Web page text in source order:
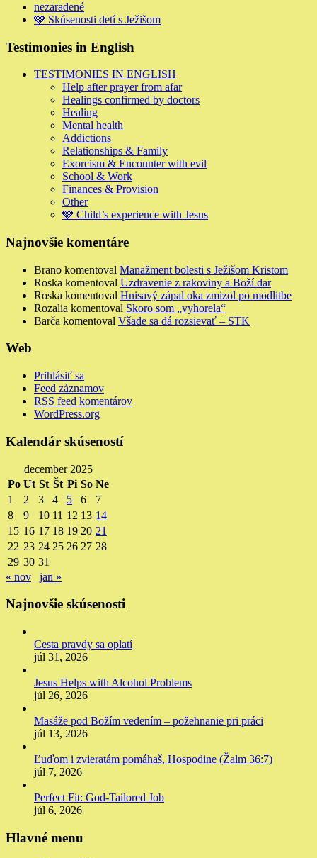
nezaradené
🩶 Skúsenosti detí s Ježišom
Testimonies in English
TESTIMONIES IN ENGLISH
Help after prayer from afar
Healings confirmed by doctors
Healing
Mental health
Addictions
Relationships & Family
Exorcism & Encounter with evil
School & Work
Finances & Provision
Other
🩶 Child’s experience with Jesus
Najnovšie komentáre
Brano komentoval Manažment bolesti s Ježišom Kristom
Roska komentoval Uzdravenie z rakoviny a Boží dar
Roska komentoval Hnisavý zápal oka zmizol po modlitbe
Rozalia komentoval Skoro som „vyhorela“
Barča komentoval Všade sa dá rozsievať – STK
Web
Prihlásiť sa
Feed záznamov
RSS feed komentárov
WordPress.org
Kalendár skúseností
december 2025
Po Ut St Št Pi So Ne
1
2 3 4 5 6
7
8
9 10 11 12 13 14
15 16 17 18 19 20 21
22 23 24 25 26 27 28
29 30 31
« nov
jan »
Najnovšie skúsenosti
Cesta pravdy sa oplatí
júl 31, 2026
Jesus Helps with Alcohol Problems
júl 26, 2026
Masáže pod Božím vedením – požehnanie pri práci
júl 13, 2026
Ľuďom i zvieratám pomáhaš, Hospodine (Žalm 36:7)
júl 7, 2026
Perfect Fit: God-Tailored Job
júl 6, 2026
Hlavné menu